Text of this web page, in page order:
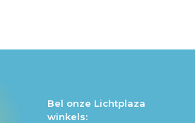
Bel onze Lichtplaza
winkels: